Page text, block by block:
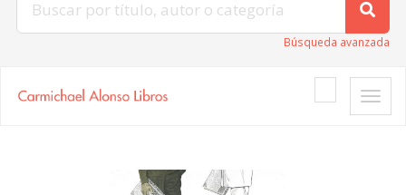
Búsqueda avanzada
Toggle